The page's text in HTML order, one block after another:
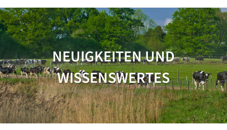
NEUIGKEITEN UND
WISSENSWERTES